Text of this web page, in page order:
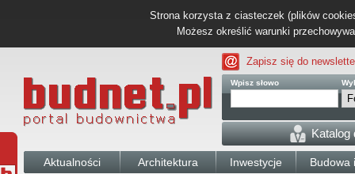
Strona korzysta z ciasteczek (plików
Możesz określić warunki
Zapisz się do
Wpisz słowo
Katalog
Aktualności Architektura Inwestycje Budowa